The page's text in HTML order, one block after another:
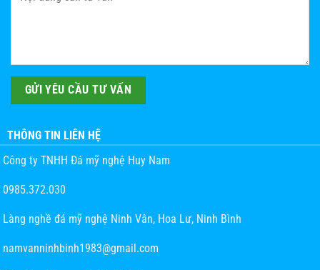
THÔNG TIN LIÊN HỆ
Công ty TNHH Đá mỹ nghệ Huy Nam
0985.372.030
Làng nghề đá mỹ nghệ Ninh Vân, Hoa Lư, Ninh Bình
namvanninhbinh1983@gmail.com